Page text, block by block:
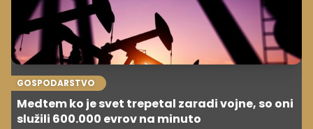
GOSPODARSTVO
Medtem ko je svet trepetal zaradi vojne, so oni
služili 600.000 evrov na minuto